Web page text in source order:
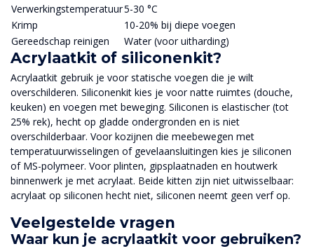
Verwerkingstemperatuur5-30 °C
Krimp
10-20% bij diepe voegen
Gereedschap reinigen
Water (voor uitharding)
Acrylaatkit of siliconenkit?
Acrylaatkit gebruik je voor statische voegen die je wilt
overschilderen. Siliconenkit kies je voor natte ruimtes (douche,
keuken) en voegen met beweging. Siliconen is elastischer (tot
25% rek), hecht op gladde ondergronden en is niet
overschilderbaar. Voor kozijnen die meebewegen met
temperatuurwisselingen of gevelaansluitingen kies je siliconen
of MS-polymeer. Voor plinten, gipsplaatnaden en houtwerk
binnenwerk je met acrylaat. Beide kitten zijn niet uitwisselbaar:
acrylaat op siliconen hecht niet, siliconen neemt geen verf op.
Veelgestelde vragen
Waar kun je acrylaatkit voor gebruiken?